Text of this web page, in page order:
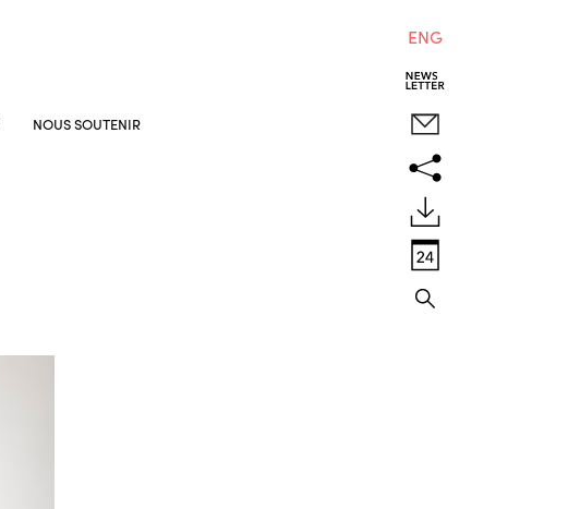
NOUS SOUTENIR
ENG